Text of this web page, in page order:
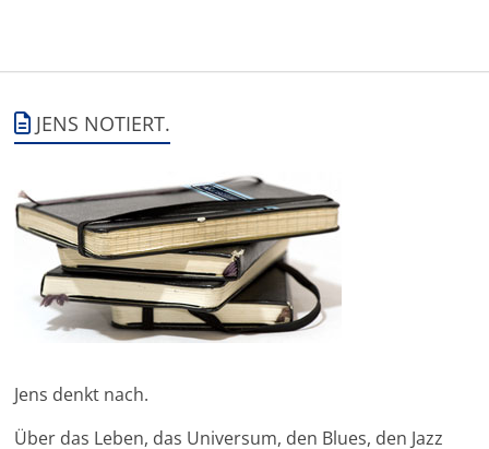
JENS NOTIERT.
Jens denkt nach.
Über das Leben, das Universum, den Blues, den Jazz